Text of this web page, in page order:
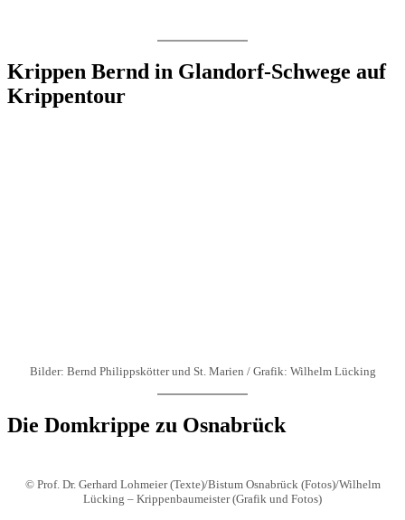
Krippen Bernd in Glandorf-Schwege auf
Krippentour
Bilder: Bernd Philippskötter und St. Marien / Grafik: Wilhelm Lücking
Die Domkrippe zu Osnabrück
© Prof. Dr. Gerhard Lohmeier (Texte)/Bistum Osnabrück (Fotos)/Wilhelm
Lücking – Krippenbaumeister (Grafik und Fotos)